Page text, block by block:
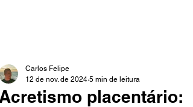
placentário:
Carlos Felipe
12 de nov. de 2024 5 min de leitura